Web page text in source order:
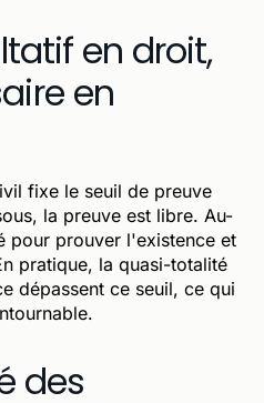
en droit,
en
fixe le seuil de preuve
la preuve est libre. Au-
pour prouver l'existence et
pratique, la quasi-totalité
dépassent ce seuil, ce qui
des